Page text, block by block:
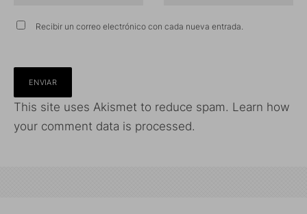
Recibir un correo electrónico con cada nueva entrada.
This site uses Akismet to reduce spam. Learn how
your comment data is processed.